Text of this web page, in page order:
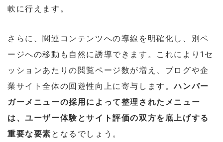
軟に行えます。
さらに、関連コンテンツへの導線を明確化し、別ペ
ージへの移動も自然に誘導できます。これにより1セ
ッションあたりの閲覧ページ数が増え、ブログや企
業サイト全体の回遊性向上に寄与します。ハンバー
ガーメニューの採用によって整理されたメニュー
は、ユーザー体験とサイト評価の双方を底上げする
重要な要素 となるでしょう。